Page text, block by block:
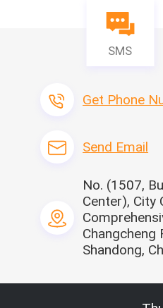
SMS
Get Phone
Send Email
No. (1507,
Center), City
Changcheng
Shandong,